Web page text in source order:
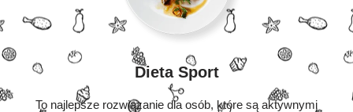
Dieta Sport
To najlepsze rozwiązanie dla osób, które są aktywnymi